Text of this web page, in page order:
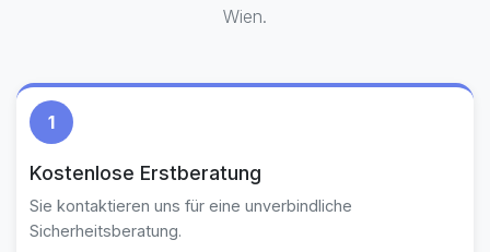
Wien.
1
Kostenlose Erstberatung
Sie kontaktieren uns für eine unverbindliche
Sicherheitsberatung.